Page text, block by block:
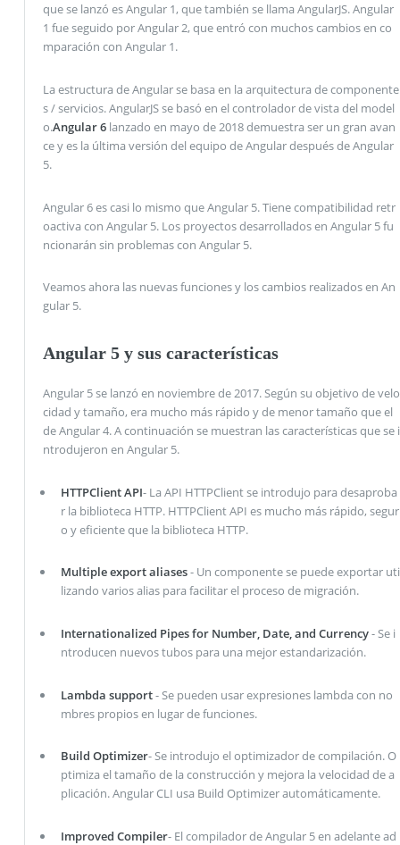
que se lanzó es Angular 1, que también se llama AngularJS. Angular
1 fue seguido por Angular 2, que entró con muchos cambios en co
mparación con Angular 1.
La estructura de Angular se basa en la arquitectura de componente
s / servicios. AngularJS se basó en el controlador de vista del model
o.Angular 6lanzado en mayo de 2018 demuestra ser un gran avan
ce y es la última versión del equipo de Angular después de Angular
5.
Angular 6 es casi lo mismo que Angular 5. Tiene compatibilidad retr
oactiva con Angular 5. Los proyectos desarrollados en Angular 5 fu
ncionarán sin problemas con Angular 5.
Veamos ahora las nuevas funciones y los cambios realizados en An
gular 5.
Angular 5 y sus características
Angular 5 se lanzó en noviembre de 2017. Según su objetivo de velo
cidad y tamaño, era mucho más rápido y de menor tamaño que el
de Angular 4. A continuación se muestran las características que se i
ntrodujeron en Angular 5.
HTTPClient API- La API HTTPClient se introdujo para desaproba
r la biblioteca HTTP. HTTPClient API es mucho más rápido, segur
o y eficiente que la biblioteca HTTP.
Multiple export aliases- Un componente se puede exportar uti
lizando varios alias para facilitar el proceso de migración.
Internationalized Pipes for Number, Date, and Currency- Se i
ntroducen nuevos tubos para una mejor estandarización.
Lambda support- Se pueden usar expresiones lambda con no
mbres propios en lugar de funciones.
Build Optimizer- Se introdujo el optimizador de compilación. O
ptimiza el tamaño de la construcción y mejora la velocidad de a
plicación. Angular CLI usa Build Optimizer automáticamente.
Improved Compiler- El compilador de Angular 5 en adelante ad